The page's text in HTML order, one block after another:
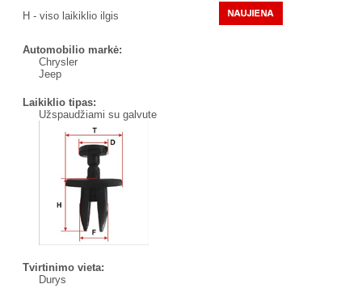
H - viso laikiklio ilgis
Automobilio markė:
Chrysler
Jeep
Laikiklio tipas:
Užspaudžiami su galvute
Tvirtinimo vieta:
Durys